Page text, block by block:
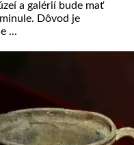
a galérií bude mať
Dôvod je
...